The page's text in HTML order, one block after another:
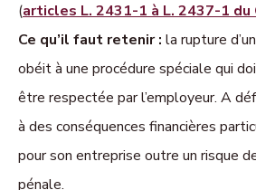
(articles L. 2431-1 à L. 2437-1 du
Ce qu’il faut retenir : la rupture
obéit à une procédure spéciale qui
être respectée par l’employeur. A
à des conséquences financières
pour son entreprise outre un risque
pénale.